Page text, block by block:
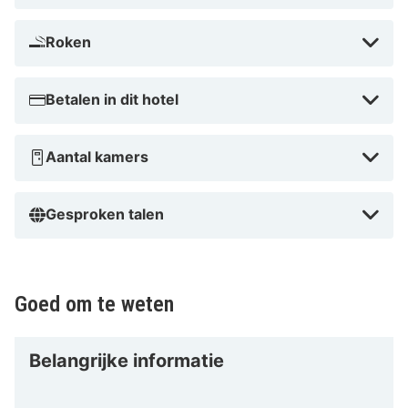
nabijheid van wandel- en fietsroutes. Waarom
wat Prüser's Gasthof te bieden heeft!
Roken
Betalen in dit hotel
Aantal kamers
Gesproken talen
Goed om te weten
Belangrijke informatie